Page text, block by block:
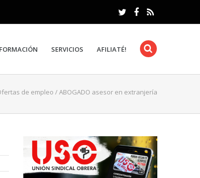
SERVICIOS AFILIATÉ!
de empleo /ABOGADO asesor en extranjería